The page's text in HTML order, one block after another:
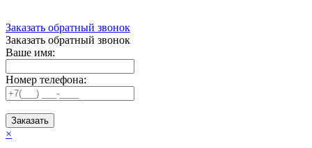
Заказать обратный звонок
Заказать обратный звонок
Ваше имя:
Номер телефона:
Заказать
×